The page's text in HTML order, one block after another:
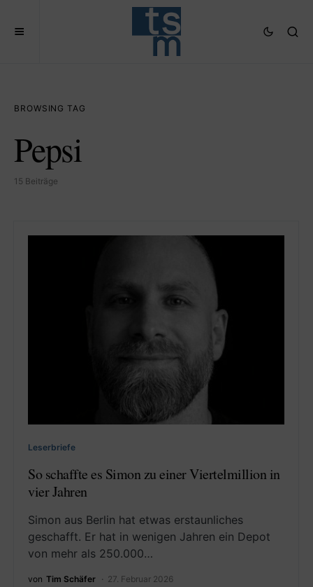
BROWSING TAG
Pepsi
15 Beiträge
Leserbriefe
So schaffte es Simon zu einer Viertelmillion in
vier Jahren
Simon aus Berlin hat etwas erstaunliches
geschafft. Er hat in wenigen Jahren ein Depot
von mehr als 250.000…
von Tim Schäfer 27. Februar 2026